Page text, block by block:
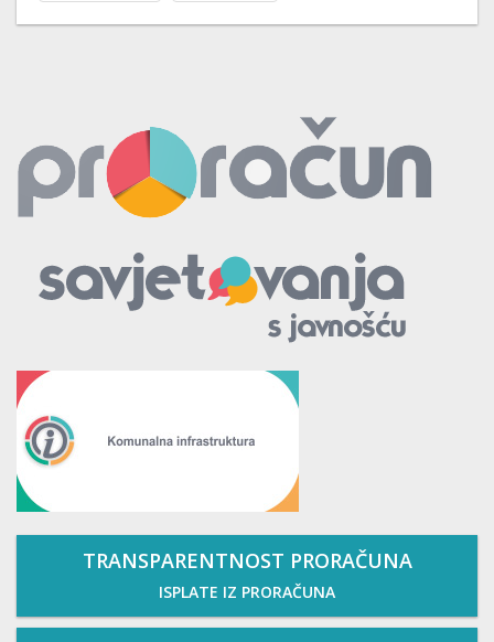
TRANSPARENTNOST PRORAČUNA
ISPLATE IZ PRORAČUNA